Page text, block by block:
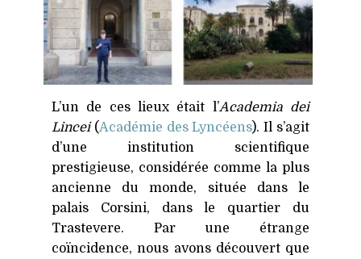
L’un de ces lieux était l’Academia dei
Lincei(Académie des Lyncéens). Il s’agit
d’une institution scientifique
prestigieuse, considérée comme la plus
ancienne du monde, située dans le
palais Corsini, dans le quartier du
Trastevere. Par une étrange
coïncidence, nous avons découvert que